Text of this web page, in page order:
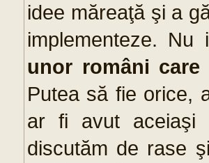
idee măreaţă şi a
implementeze.
unor români
Putea să fie orice,
ar fi avut aceiaşi
discutăm de rase